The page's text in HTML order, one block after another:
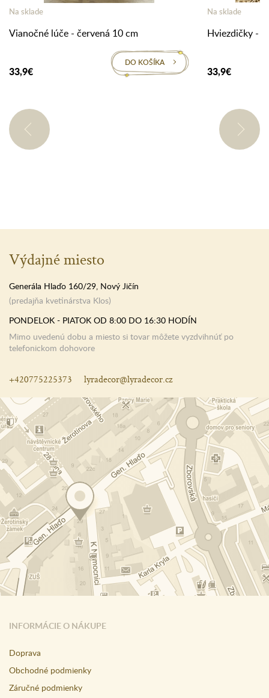
Na sklade
Vianočné lúče - červená 10 cm
33,9€
DO KOŠÍKA
Na sklade
Hviezdičky -
33,9€
INFORMÁCIE O NÁKUPE
Doprava
Obchodné podmienky
Záručné podmienky
Výdajné miesto
Generála Hlaďo 160/29, Nový Jičín
(predajňa kvetinárstva Klos)
PONDELOK - PIATOK OD 8:00 DO 16:30 HODÍN
Mimo uvedenú dobu a miesto si tovar môžete vyzdvihnúť po
telefonickom dohovore
+420775225373 lyradecor@lyradecor.cz